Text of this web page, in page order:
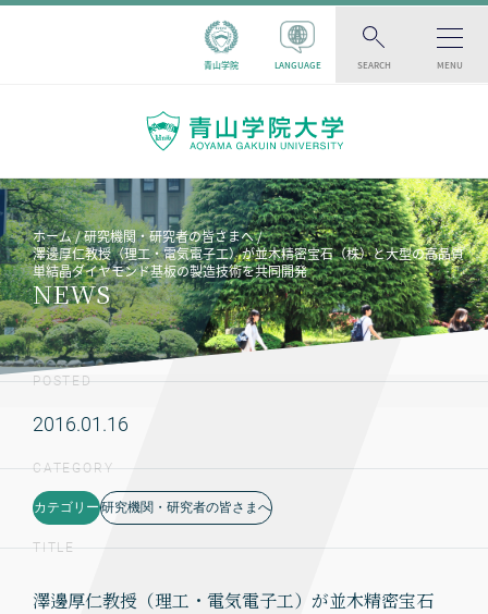
青山学院 LANGUAGE SEARCH MENU
ホーム
研究機関・研究者の皆さまへ
澤邊厚仁教授（理工・電気電子工）が並木精密宝石（株）と大型の高品質
単結晶ダイヤモンド基板の製造技術を共同開発
NEWS
POSTED
2016.01.16
CATEGORY
カテゴリー 研究機関・研究者の皆さまへ
TITLE
澤邊厚仁教授（理工・電気電子工）が並木精密宝石